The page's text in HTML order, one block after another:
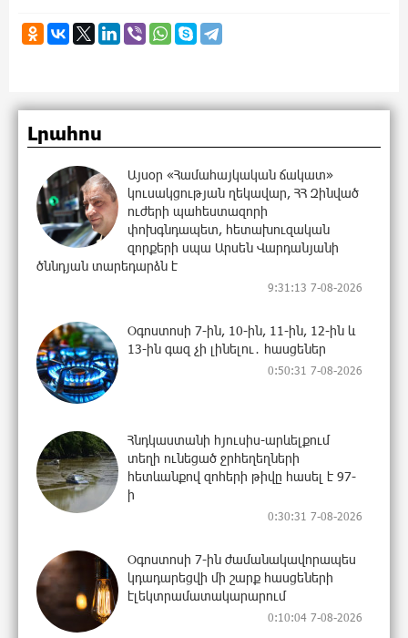
Լրահոս
Այսօր «Համահայկական ճակատ»
կուսակցության ղեկավար, ՀՀ Զինված
ուժերի պահեստազորի
փոխգնդապետ, հետախուզական
զորքերի սպա Արսեն Վարդանյանի
ծննդյան տարեդարձն է
9:31:13 7-08-2026
Օգոստոսի 7-ին, 10-ին, 11-ին, 12-ին և
13-ին գազ չի լինելու․ հասցեներ
0:50:31 7-08-2026
Հնդկաստանի հյուսիս-արևելքում
տեղի ունեցած ջրհեղեղների
հետևանքով զոհերի թիվը հասել է 97-
ի
0:30:31 7-08-2026
Օգոստոսի 7-ին ժամանակավորապես
կդադարեցվի մի շարք հասցեների
էլեկտրամատակարարում
0:10:04 7-08-2026